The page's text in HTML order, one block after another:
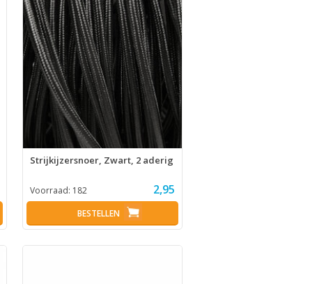
Strijkijzersnoer, Zwart, 2 aderig
Voorraad: 182 2,95
BESTELLEN